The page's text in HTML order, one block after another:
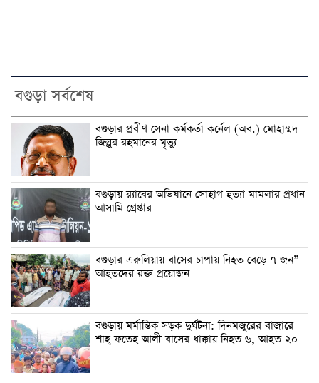
বগুড়া সর্বশেষ
বগুড়ার প্রবীণ সেনা কর্মকর্তা কর্নেল (অব.) মোহাম্মদ
জিল্লুর রহমানের মৃত্যু
‎বগুড়ায় র‍্যাবের অভিযানে সোহাগ হত্যা মামলার প্রধান
আসামি গ্রেপ্তার
বগুড়ার এরুলিয়ায় বাসের চাপায় নিহত বেড়ে ৭ জন”
আহতদের রক্ত প্রয়োজন
বগুড়ায় মর্মান্তিক সড়ক দুর্ঘটনা: দিনমজুরের বাজারে
শাহ্ ফতেহ আলী বাসের ধাক্কায় নিহত ৬, আহত ২০